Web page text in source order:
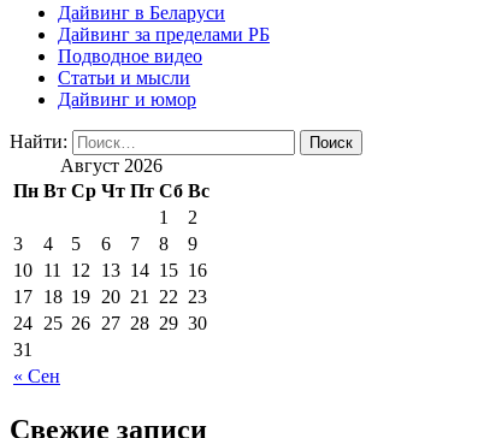
Дайвинг в Беларуси
Дайвинг за пределами РБ
Подводное видео
Статьи и мысли
Дайвинг и юмор
Найти:
Август 2026
Пн Вт Ср Чт Пт Сб Вс
« Сен
1
2
3
4 5 6 7 8
9
10 11 12 13 14 15 16
17 18 19 20 21 22 23
24 25 26 27 28 29 30
31
Свежие записи